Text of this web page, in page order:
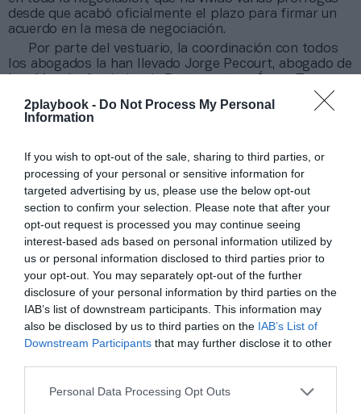
2playbook - Do Not Process My Personal
Information
If you wish to opt-out of the sale, sharing to third parties, or
processing of your personal or sensitive information for
targeted advertising by us, please use the below opt-out
section to confirm your selection. Please note that after your
opt-out request is processed you may continue seeing
interest-based ads based on personal information utilized by
us or personal information disclosed to third parties prior to
your opt-out. You may separately opt-out of the further
disclosure of your personal information by third parties on the
IAB’s list of downstream participants. This information may
also be disclosed by us to third parties on the IAB’s List of
Downstream Participants that may further disclose it to other
Personal Data Processing Opt Outs
desde que acabó oficialmente el plazo para firmar un
acuerdo en la mesa de negociación.
Por parte del vestuario, la coordinación con todos
los abogados la han llevado Jorge Pecourt, abogado de
como adelantó este
medio. Ahora bien, junto a ellos dos y Aganzo, en la
mesa también están Javier Ferrero, socio de Senn
José Luis Salido, socio de SB Abogados.
Antes de dimitir, la directiva del expresidente Josep
Maria Bartomeu aprobó unos ingresos de explotación
de 828 millones de euros para 2020-2021, frente a los
791 millones que se había contemplado de inicio. Aun
así, son 27 millones menos que en 2019-2020 y un
retroceso de 231 millones en comparación con el
escenario original que se dibujó para el último curso
antes de la pandemia.Ahí ya se apreciaba que el ajuste
debería ser de al menos 165 millones de euros, en
función de la previsión real de ingresos.
En cuanto a los costes, la dirección confiaba en
rebajarlos hasta 796 millones de euros si logra el
podría llegar al millón de euros. Eso sí, todo pasaba